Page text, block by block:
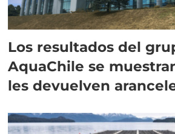
Los resultados del
AquaChile se
les devuelven